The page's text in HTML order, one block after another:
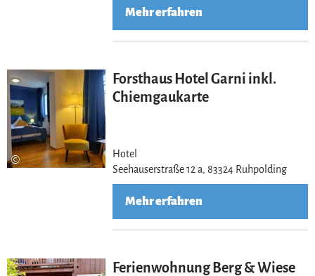
Mehr erfahren
©
Forsthaus Hotel Garni inkl.
Chiemgaukarte
Hotel
Seehauserstraße 12 a, 83324 Ruhpolding
Mehr erfahren
Ferienwohnung Berg & Wiese